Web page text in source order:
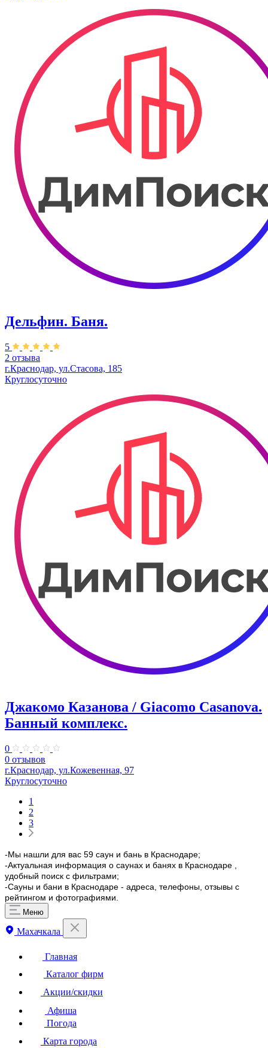
Дельфин. Баня.
5
2 отзыва
г.Краснодар, ул.Стасова, 185
Круглосуточно
Джакомо Казанова / Giacomo Casanova.
Банный комплекс.
0
0 отзывов
г.Краснодар, ул.Кожевенная, 97
Круглосуточно
1
2
3
-Мы нашли для вас 59 саун и бань в Краснодаре;
-Актуальная информация о саунах и банях в Краснодаре ,
удобный поиск с фильтрами;
-Сауны и бани в Краснодаре - адреса, телефоны, отзывы с
рейтингом и фотографиями.
Меню
Махачкала
Главная
Каталог фирм
Акции/скидки
Афиша
Погода
Карта города